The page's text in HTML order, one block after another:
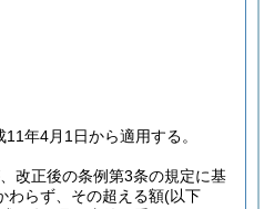
年4月1日から適用する。
改正後の条例第3条の規定に基
わらず、その超える額(以下